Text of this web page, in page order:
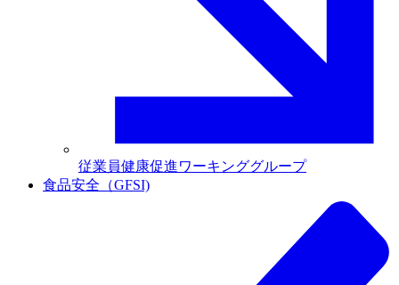
従業員健康促進ワーキンググループ
食品安全（GFSI)